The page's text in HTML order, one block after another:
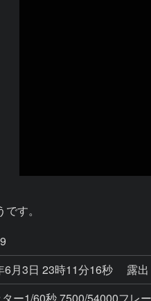
す。
6月3日 23時11分16秒
露
ー1/60秒 7500/54000フレ